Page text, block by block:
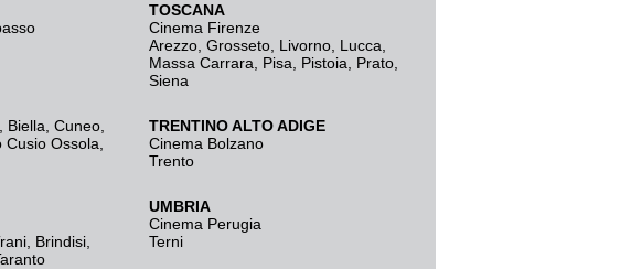
Biella Cuneo
Cusio Ossola
Brindisi
TOSCANA
Cinema Firenze
Arezzo Grosseto Livorno Lucca
Massa Carrara
Pisa Pistoia Prato
Siena
TRENTINO ALTO ADIGE
Cinema Bolzano
Trento
UMBRIA
Cinema Perugia
Terni